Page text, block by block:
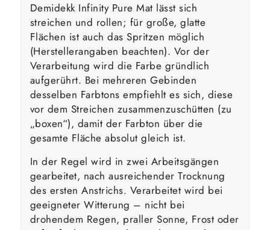
Demidekk Infinity Pure Mat lässt sich
streichen und rollen; für große, glatte
Flächen ist auch das Spritzen möglich
(Herstellerangaben beachten). Vor der
Verarbeitung wird die Farbe gründlich
aufgerührt. Bei mehreren Gebinden
desselben Farbtons empfiehlt es sich, diese
vor dem Streichen zusammenzuschütten (zu
„boxen“), damit der Farbton über die
gesamte Fläche absolut gleich ist.
In der Regel wird in zwei Arbeitsgängen
gearbeitet, nach ausreichender Trocknung
des ersten Anstrichs. Verarbeitet wird bei
geeigneter Witterung – nicht bei
drohendem Regen, praller Sonne, Frost oder